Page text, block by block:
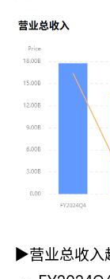
▶营业总收入